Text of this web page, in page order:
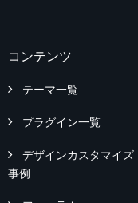
コンテンツ
テーマ一覧
プラグイン一覧
デザインカスタマイズ
事例